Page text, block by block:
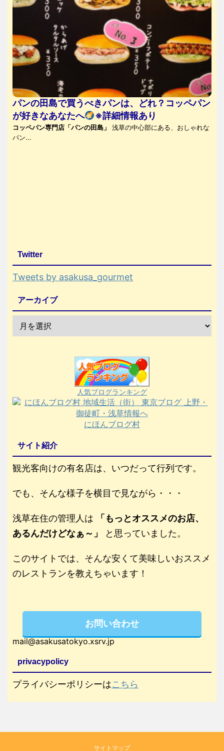
パンの田島で買うべきパンは、どれ？コッペパン
が好きなあなたへ
※詳細情報あり
コッペパン専門店「パンの田島」
浅草の中心部にある、おしゃれな
パン...
Twitter
Tweets by asakusa_gourmet
アーカイブ
人気ブログランキング
にほんブログ村
サイト紹介
観光客向けの有名店は、いつだって行列です。
でも、そんな様子を横目で見ながら・・・
浅草在住の管理人は
「もっとオススメのお店、
あるんだけどなぁ～」
と思っていました。
このサイトでは、そんな安くて美味しいおススメ
のレストランを教えちゃいます！
お問い合わせ
mail@asakusatokyo.xsrv.jp
privacypolicy
プライバシーポリシーはこちら
サイトマップ